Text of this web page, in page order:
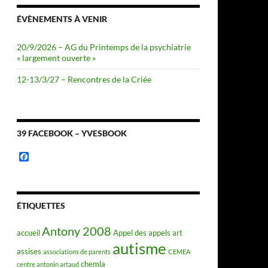
ÉVÈNEMENTS À VENIR
20/9/2026 – AG du Printemps de la psychiatrie
« largement ouverte »
12-13/3/27 – Rencontres de la Criée
39 FACEBOOK – YVESBOOK
b
o
ÉTIQUETTES
accueilAntony 2008 Appel des appels art
assises associations de parents autisme CEMEA
centre antonin artaud chemla